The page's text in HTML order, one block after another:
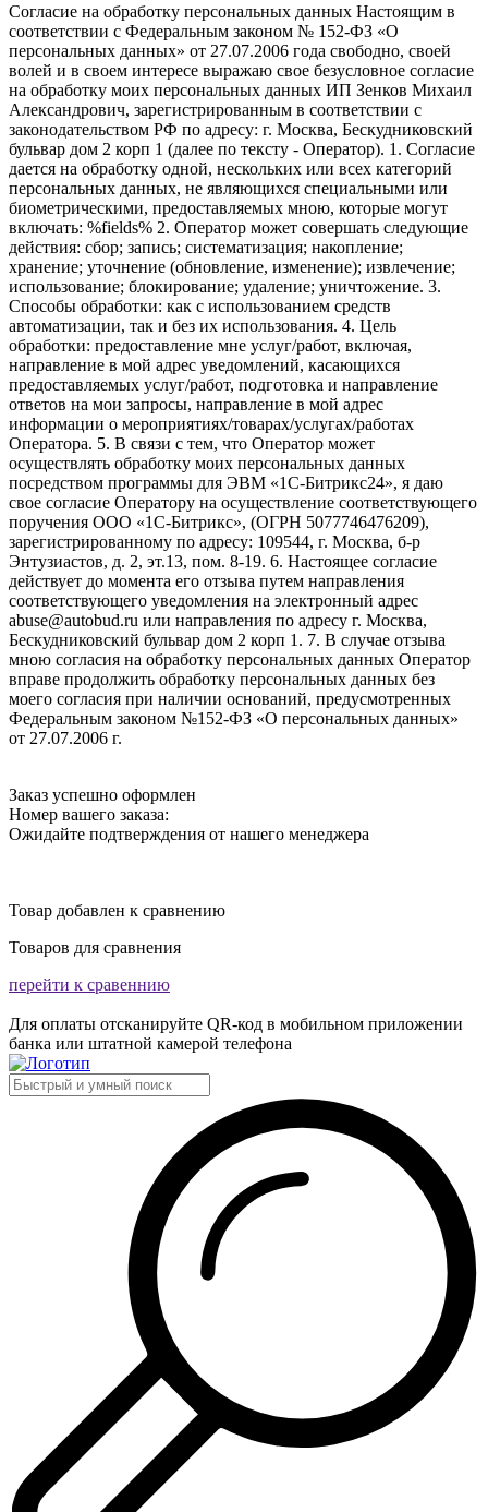
Согласие на обработку персональных данных Настоящим в
соответствии с Федеральным законом № 152-ФЗ «О
персональных данных» от 27.07.2006 года свободно, своей
волей и в своем интересе выражаю свое безусловное согласие
на обработку моих персональных данных ИП Зенков Михаил
Александрович, зарегистрированным в соответствии с
законодательством РФ по адресу: г. Москва, Бескудниковский
бульвар дом 2 корп 1 (далее по тексту - Оператор). 1. Согласие
дается на обработку одной, нескольких или всех категорий
персональных данных, не являющихся специальными или
биометрическими, предоставляемых мною, которые могут
включать: %fields% 2. Оператор может совершать следующие
действия: сбор; запись; систематизация; накопление;
хранение; уточнение (обновление, изменение); извлечение;
использование; блокирование; удаление; уничтожение. 3.
Способы обработки: как с использованием средств
автоматизации, так и без их использования. 4. Цель
обработки: предоставление мне услуг/работ, включая,
направление в мой адрес уведомлений, касающихся
предоставляемых услуг/работ, подготовка и направление
ответов на мои запросы, направление в мой адрес
информации о мероприятиях/товарах/услугах/работах
Оператора. 5. В связи с тем, что Оператор может
осуществлять обработку моих персональных данных
посредством программы для ЭВМ «1С-Битрикс24», я даю
свое согласие Оператору на осуществление соответствующего
поручения ООО «1С-Битрикс», (ОГРН 5077746476209),
зарегистрированному по адресу: 109544, г. Москва, б-р
Энтузиастов, д. 2, эт.13, пом. 8-19. 6. Настоящее согласие
действует до момента его отзыва путем направления
соответствующего уведомления на электронный адрес
abuse@autobud.ru или направления по адресу г. Москва,
Бескудниковский бульвар дом 2 корп 1. 7. В случае отзыва
мною согласия на обработку персональных данных Оператор
вправе продолжить обработку персональных данных без
моего согласия при наличии оснований, предусмотренных
Федеральным законом №152-ФЗ «О персональных данных»
от 27.07.2006 г.
Заказ успешно оформлен
Номер вашего заказа:
Ожидайте подтверждения от нашего менеджера
Товар добавлен к сравнению
Товаров для сравнения
перейти к сравеннию
Для оплаты отсканируйте QR-код в мобильном приложении
банка или штатной камерой телефона